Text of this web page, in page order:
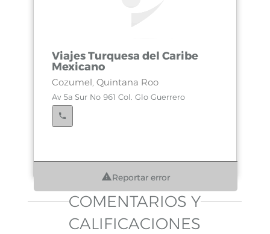
Viajes Turquesa del Caribe
Mexicano
Cozumel, Quintana Roo
Av 5a Sur No 961 Col. Glo Guerrero
Reportar error
COMENTARIOS Y
CALIFICACIONES